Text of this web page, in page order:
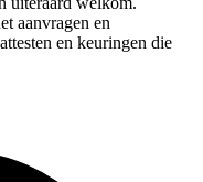
aanvragen en
en keuringen die